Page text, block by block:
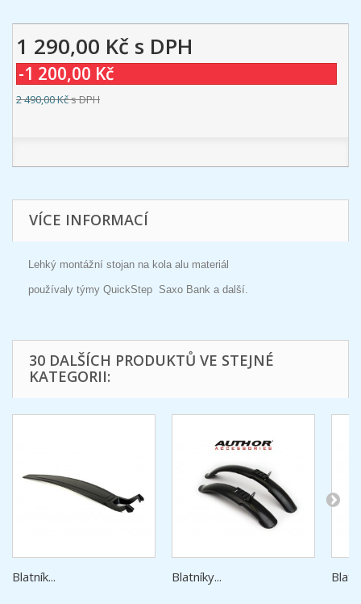
1 290,00 Kč s DPH
-1 200,00 Kč
2 490,00 Kčs DPH
VÍCE INFORMACÍ
Lehký montážní stojan na kola alu materiál
používaly týmy QuickStep Saxo Bank a další.
30 DALŠÍCH PRODUKTŮ VE STEJNÉ
KATEGORII:
Blatník... Blatníky...